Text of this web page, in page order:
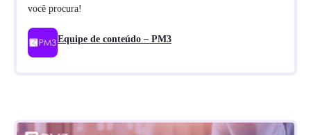
você procura!
Equipe de conteúdo – PM3